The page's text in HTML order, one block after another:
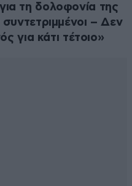
τη δολοφονία της
– Δεν
για κάτι τέτοιο»